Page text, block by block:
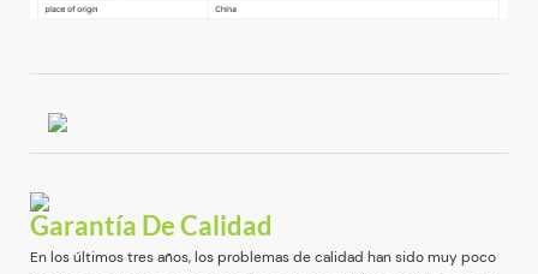
Garantía De Calidad
En los últimos tres años, los problemas de calidad han sido muy poco